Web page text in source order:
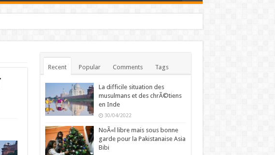
Recent Popular Comments Tags
La difficile situation des
musulmans et des chrÃ©tiens
en Inde
30/04/2022
NoÃ«l libre mais sous bonne
garde pour la Pakistanaise Asia
Bibi